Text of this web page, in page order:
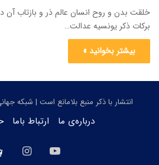
خلقت بدن و روح انسان عالم ذر و بازتاب آن
برکات ذکر یونسیه عدالت…
بیشتر بخوانید »
انتشار با ذکر منبع بلامانع است | شبکه
درباره‌ی ما ارتباط باما
یوتیوب